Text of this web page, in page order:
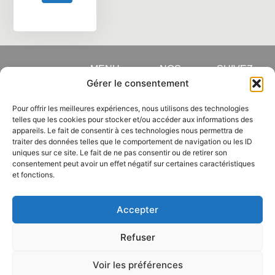
Gérer le consentement
Pour offrir les meilleures expériences, nous utilisons des technologies
telles que les cookies pour stocker et/ou accéder aux informations des
appareils. Le fait de consentir à ces technologies nous permettra de
traiter des données telles que le comportement de navigation ou les ID
uniques sur ce site. Le fait de ne pas consentir ou de retirer son
consentement peut avoir un effet négatif sur certaines caractéristiques
et fonctions.
Accepter
Refuser
Voir les préférences
MENU
ACCUEIL
NEUF
OCCASION
PIÈCES
DÉTACHÉES
NOS
COORDONNÉES
VENDREDI
- 8H / 19H
06 59 33
39 73
SUIVEZ-
NOUS SUR
RÉSEAUX
SOCIAUX
F
a
c
e
o
k
L
i
n
k
d
n